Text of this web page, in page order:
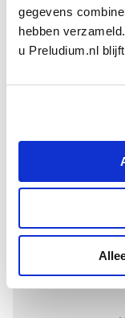
gegevens
hebben
u Preludium.nl